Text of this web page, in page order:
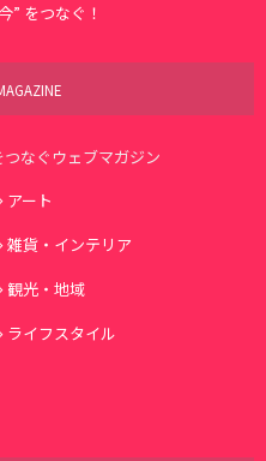
” をつなぐ！
なぐウェブマガジン
アート
雑貨・インテリア
観光・地域
ライフスタイル